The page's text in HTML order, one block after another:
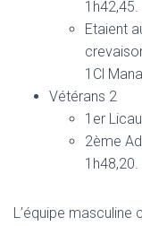
1h42,45.
Etaient
1Cl
Vétérans 2
1er
2ème
1h48,20.
L’équipe